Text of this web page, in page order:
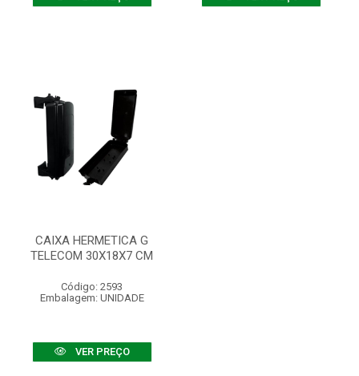
CAIXA HERMETICA G
TELECOM 30X18X7 CM
Código: 2593
Embalagem: UNIDADE
VER PREÇO